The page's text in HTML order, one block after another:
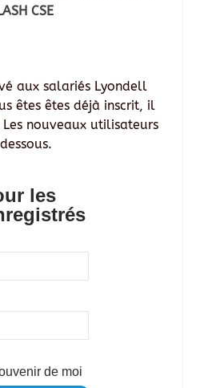
CSE
aux salariés Lyondell
êtes êtes déjà inscrit, il
nouveaux utilisateurs
les
de moi